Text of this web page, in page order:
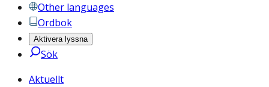
Other languages
Ordbok
Aktivera lyssna
Sök
Aktuellt